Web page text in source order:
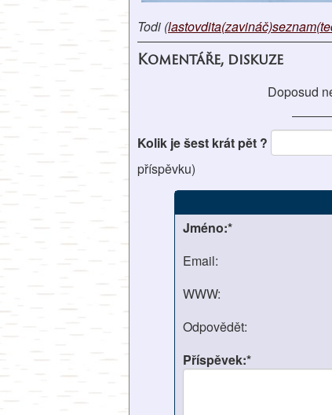
Todi (
Komentáře, diskuze
Doposud
Kolik je šest krát pět ?
příspěvku)
Jméno:*
Email:
WWW:
Odpovědět:
Příspěvek:*